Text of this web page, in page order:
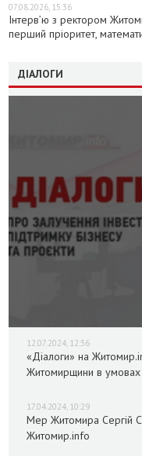
07.08.2026, 15:36
Інтерв’ю з ректором
перший пріоритет,
ДІАЛОГИ
12.07.2024, 12:36
«Діалоги» на
Житомирщини в умовах
17.04.2024, 10:29
Мер Житомира Сергій
Житомир.info